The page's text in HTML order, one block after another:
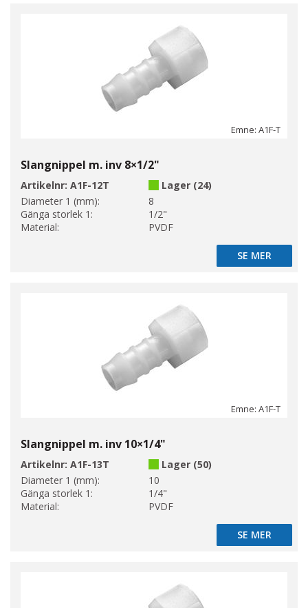
Emne: A1F-T
Slangnippel m. inv 8×1/2"
Artikelnr: A1F-12T
Lager (24)
Diameter 1 (mm):
8
Gänga storlek 1:
1/2"
Material:
PVDF
SE MER
SE MER
Emne: A1F-T
Slangnippel m. inv 10×1/4"
Artikelnr: A1F-13T
Lager (50)
Diameter 1 (mm):
10
Gänga storlek 1:
1/4"
Material:
PVDF
SE MER
SE MER